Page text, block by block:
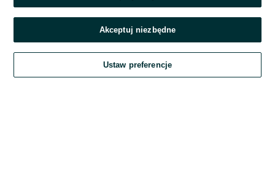
Zaloguj się
Kontynuując za pośrednictwem jednego z dostawców wskazanych powyżej,
Regulamin serwisu OLX.pl w jego aktualnym brzmieniu.
Akceptuj niezbędne
Ustaw preferencje